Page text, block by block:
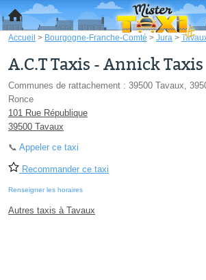
Accueil > Bourgogne-Franche-Comté > Jura >
A.C.T Taxis - Annick Taxis
Communes de rattachement : 39500 Tavaux,
Ronce
101 Rue République
39500 Tavaux
📞 Appeler ce taxi
Recommander ce taxi
Renseigner les horaires
Autres taxis à Tavaux